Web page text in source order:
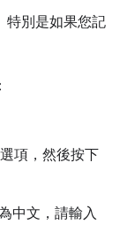
特別是如果您記
項，然後按下
中文，請輸入